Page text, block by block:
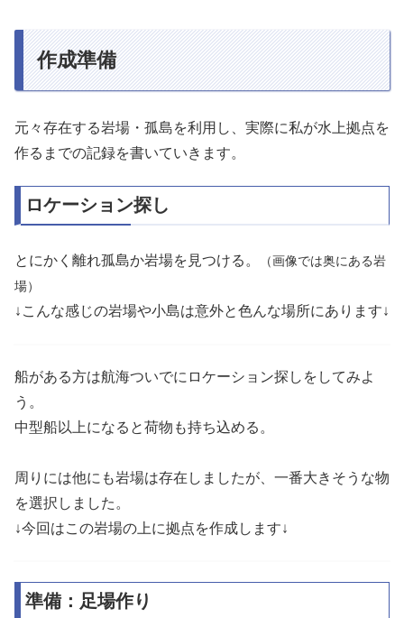
作成準備
元々存在する岩場・孤島を利用し、実際に私が水上拠点を
作るまでの記録を書いていきます。
ロケーション探し
とにかく離れ孤島か岩場を見つける。
（画像では奥にある岩
場）
↓こんな感じの岩場や小島は意外と色んな場所にあります↓
船がある方は航海ついでにロケーション探しをしてみよ
う。
中型船以上になると荷物も持ち込める。
周りには他にも岩場は存在しましたが、一番大きそうな物
を選択しました。
↓今回はこの岩場の上に拠点を作成します↓
準備：足場作り